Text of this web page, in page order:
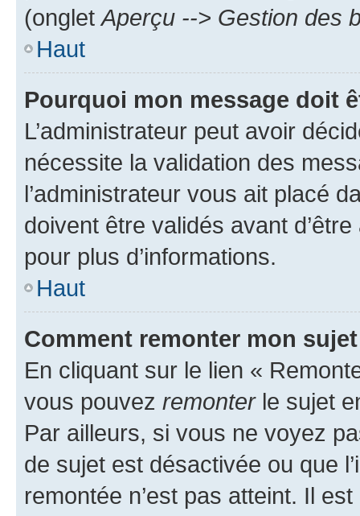
(onglet Aperçu --> Gestion des
Haut
Pourquoi mon message doit
L’administrateur peut avoir
nécessite la validation des
l’administrateur vous ait placé
doivent être validés avant
pour plus d’informations.
Haut
Comment remonter mon
En cliquant sur le lien «
vous pouvez remonterle sujet
Par ailleurs, si vous ne voyez
de sujet est désactivée ou que
remontée n’est pas atteint. Il